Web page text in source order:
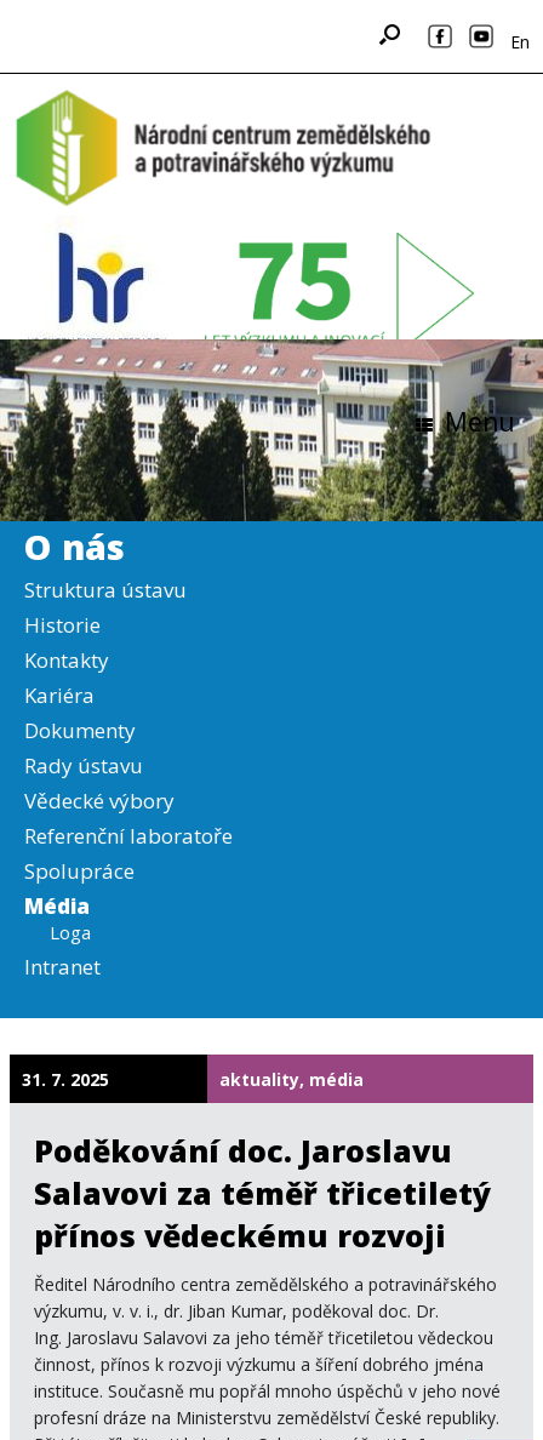
En
Menu
O nás
Struktura ústavu
Historie
Kontakty
Kariéra
Dokumenty
Rady ústavu
Vědecké výbory
Referenční laboratoře
Spolupráce
Média
Loga
Intranet
31. 7. 2025 aktuality, média
Poděkování doc. Jaroslavu
Salavovi za téměř třicetiletý
přínos vědeckému rozvoji
Ředitel Národního centra zemědělského a potravinářského
výzkumu, v. v. i., dr. Jiban Kumar, poděkoval doc. Dr.
Ing. Jaroslavu Salavovi za jeho téměř třicetiletou vědeckou
činnost, přínos k rozvoji výzkumu a šíření dobrého jména
instituce. Současně mu popřál mnoho úspěchů v jeho nové
profesní dráze na Ministerstvu zemědělství České republiky.